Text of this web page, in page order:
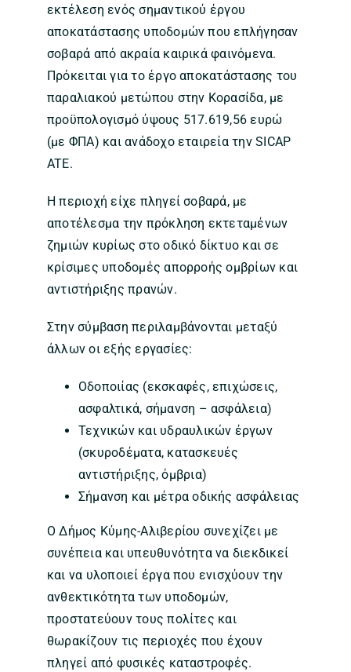
εκτέλεση ενός σημαντικού έργου
αποκατάστασης υποδομών που επλήγησαν
σοβαρά από ακραία καιρικά φαινόμενα.
Πρόκειται για το έργο αποκατάστασης του
παραλιακού μετώπου στην Κορασίδα, με
προϋπολογισμό ύψους 517.619,56 ευρώ
(με ΦΠΑ) και ανάδοχο εταιρεία την SICAP
ATE.
Η περιοχή είχε πληγεί σοβαρά, με
αποτέλεσμα την πρόκληση εκτεταμένων
ζημιών κυρίως στο οδικό δίκτυο και σε
κρίσιμες υποδομές απορροής ομβρίων και
αντιστήριξης πρανών.
Στην σύμβαση περιλαμβάνονται μεταξύ
άλλων οι εξής εργασίες:
Οδοποιίας (εκσκαφές, επιχώσεις,
ασφαλτικά, σήμανση – ασφάλεια)
Τεχνικών και υδραυλικών έργων
(σκυροδέματα, κατασκευές
αντιστήριξης, όμβρια)
Σήμανση και μέτρα οδικής ασφάλειας
Ο Δήμος Κύμης-Αλιβερίου συνεχίζει με
συνέπεια και υπευθυνότητα να διεκδικεί
και να υλοποιεί έργα που ενισχύουν την
ανθεκτικότητα των υποδομών,
προστατεύουν τους πολίτες και
θωρακίζουν τις περιοχές που έχουν
πληγεί από φυσικές καταστροφές.